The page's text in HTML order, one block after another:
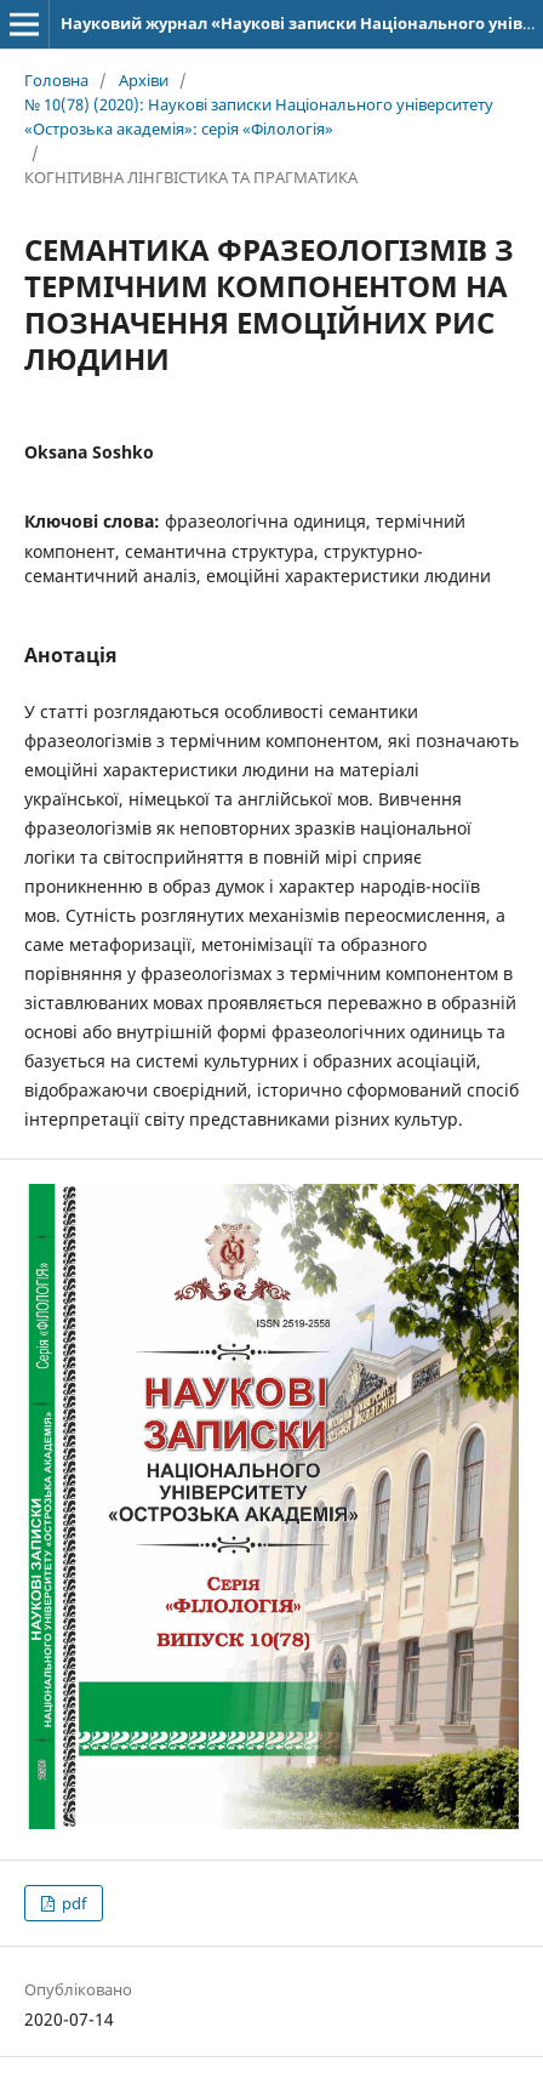
Науковий журнал «Наукові записки Національного університету «Острозька академія»: серія «Філологія»
Головна / Архіви /
№ 10(78) (2020): Наукові записки Національного університету
«Острозька академія»: серія­ «Філо­ло­гія»
/
КОГНІТИВНА ЛІНГВІСТИКА ТА ПРАГМАТИКА
СЕМАНТИКА ФРАЗЕОЛОГІЗМІВ З
ТЕРМІЧНИМ КОМПОНЕНТОМ НА
ПОЗНАЧЕННЯ ЕМОЦІЙНИХ РИС
ЛЮДИНИ
Oksana Soshko
Ключові слова: фразеологічна одиниця, термічний
компонент, семантична структура, структурно-
семантичний аналіз, емоційні характеристики людини
Анотація
У статті розглядаються особливості семантики
фразеологізмів з термічним компонентом, які позначають
емоційні характеристики людини на матеріалі
української, німецької та англійської мов. Вивчення
фразеологізмів як неповторних зразків національної
логіки та світосприйняття в повній мірі сприяє
проникненню в образ думок і характер народів-носіїв
мов. Сутність розглянутих механізмів переосмислення, а
саме метафоризації, метонімізації та образного
порівняння у фразеологізмах з термічним компонентом в
зіставлюваних мовах проявляється переважно в образній
основі або внутрішній формі фразеологічних одиниць та
базується на системі культурних і образних асоціацій,
відображаючи своєрідний, історично сформований спосіб
інтерпретації світу представниками різних культур.
pdf
Опубліковано
2020-07-14